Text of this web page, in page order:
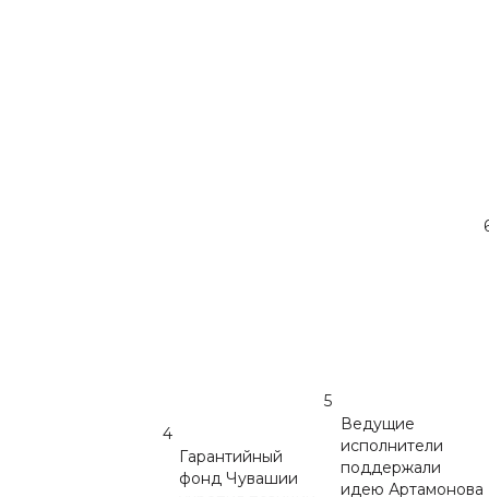
4
Гарантийный
фонд Чувашии
5
Ведущие
исполнители
поддержали
идею Артамонова